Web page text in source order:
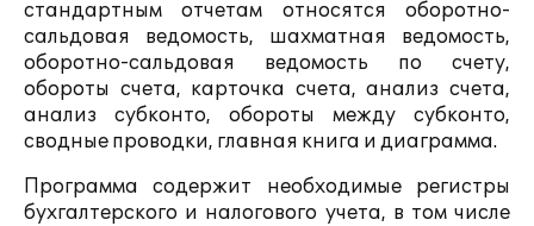
стандартным отчетам относятся оборотно-
сальдовая ведомость, шахматная ведомость,
оборотно-сальдовая ведомость по счету,
обороты счета, карточка счета, анализ счета,
анализ субконто, обороты между субконто,
сводные проводки, главная книга и диаграмма.
Программа содержит необходимые регистры
бухгалтерского и налогового учета, в том числе